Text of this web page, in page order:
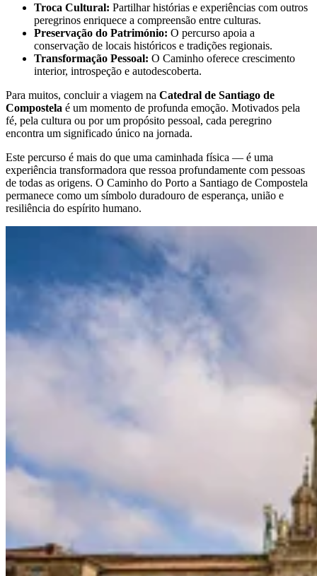
Troca Cultural: Partilhar histórias e experiências com outros
peregrinos enriquece a compreensão entre culturas.
Preservação do Património: O percurso apoia a
conservação de locais históricos e tradições regionais.
Transformação Pessoal: O Caminho oferece crescimento
interior, introspeção e autodescoberta.
Para muitos, concluir a viagem na Catedral de Santiago de
Compostela é um momento de profunda emoção. Motivados pela
fé, pela cultura ou por um propósito pessoal, cada peregrino
encontra um significado único na jornada.
Este percurso é mais do que uma caminhada física — é uma
experiência transformadora que ressoa profundamente com pessoas
de todas as origens. O Caminho do Porto a Santiago de Compostela
permanece como um símbolo duradouro de esperança, união e
resiliência do espírito humano.